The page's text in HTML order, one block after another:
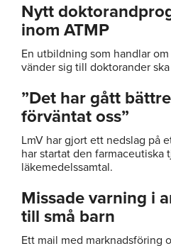
Nytt
inom ATMP
En utbildning som handlar
vänder sig till doktorander
”Det har gått
förväntat oss”
LmV har gjort ett nedslag på
har startat den farmaceutiska
läkemedelssamtal.
Missade varning i
till små barn
Ett mail med marknadsföring